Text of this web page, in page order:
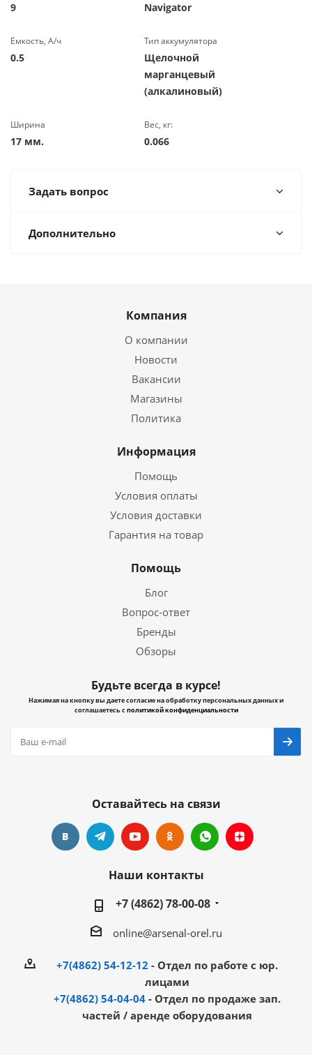
9 Navigator
Емкость, А/ч
0.5
Тип аккумулятора
Щелочной
марганцевый
(алкалиновый)
Ширина
17 мм.
Вес, кг:
0.066
Задать вопрос
Дополнительно
Компания
О компании
Новости
Вакансии
Магазины
Политика
Информация
Помощь
Условия оплаты
Условия доставки
Гарантия на товар
Помощь
Блог
Вопрос-ответ
Бренды
Обзоры
Будьте всегда в курсе!
Нажимая на кнопку вы даете согласие на обработку персональных данных и
соглашаетесь сполитикой конфиденциальности
Оставайтесь на связи
Наши контакты
+7 (4862) 78-00-08
online@arsenal-orel.ru
+7(4862) 54-12-12 - Отдел по работе с юр.
лицами
+7(4862) 54-04-04 - Отдел по продаже зап.
частей / аренде оборудования